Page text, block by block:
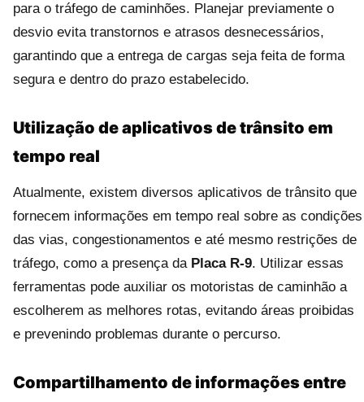
para o tráfego de caminhões. Planejar previamente o
desvio evita transtornos e atrasos desnecessários,
garantindo que a entrega de cargas seja feita de forma
segura e dentro do prazo estabelecido.
Utilização de aplicativos de trânsito em
tempo real
Atualmente, existem diversos aplicativos de trânsito que
fornecem informações em tempo real sobre as condições
das vias, congestionamentos e até mesmo restrições de
tráfego, como a presença da Placa R-9. Utilizar essas
ferramentas pode auxiliar os motoristas de caminhão a
escolherem as melhores rotas, evitando áreas proibidas
e prevenindo problemas durante o percurso.
Compartilhamento de informações entre